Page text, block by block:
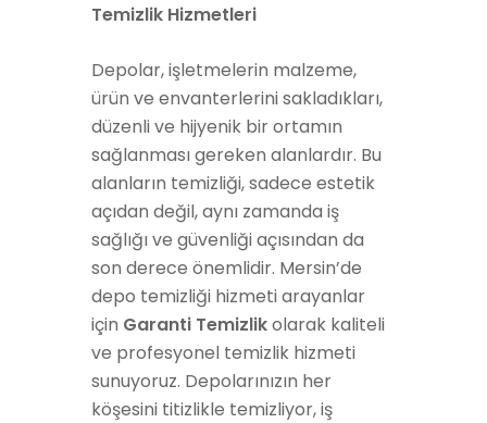
Temizlik Hizmetleri
Depolar, işletmelerin malzeme,
ürün ve envanterlerini sakladıkları,
düzenli ve hijyenik bir ortamın
sağlanması gereken alanlardır. Bu
alanların temizliği, sadece estetik
açıdan değil, aynı zamanda iş
sağlığı ve güvenliği açısından da
son derece önemlidir. Mersin’de
depo temizliği hizmeti arayanlar
için Garanti Temizlikolarak kaliteli
ve profesyonel temizlik hizmeti
sunuyoruz. Depolarınızın her
köşesini titizlikle temizliyor, iş